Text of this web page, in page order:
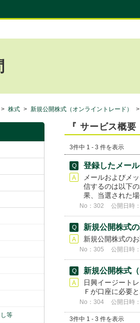
> 株式 > 新規公開株式（オンライントレード） >
等
『 サービス概
3件中 1 - 3 件を表示
登録したメー
メールおよびメ
信するのは以下
果、当選された
No：302 公開日時
新規公開株式
新規公開株式の
No：305 公開日時
新規公開株式
日興イージート
Ｆが口座に必要
No：304 公開日時
3件中 1 - 3 件を表示